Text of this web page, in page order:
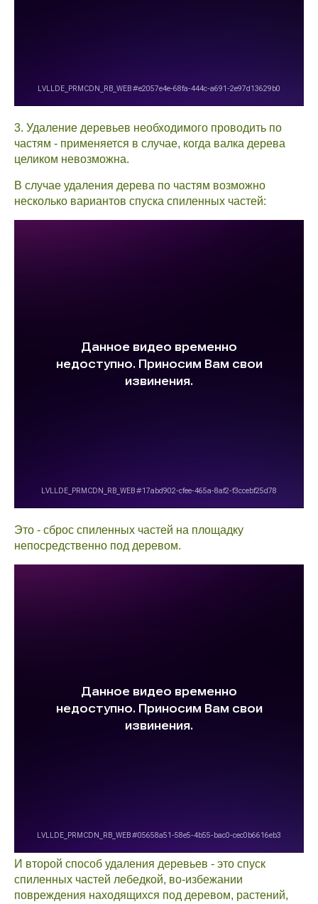
3. Удаление деревьев необходимого проводить по
частям - применяется в случае, когда валка дерева
целиком невозможна.
В случае удаления дерева по частям возможно
несколько вариантов спуска спиленных частей:
Это - сброс спиленных частей на площадку
непосредственно под деревом.
И второй способ удаления деревьев - это спуск
спиленных частей лебедкой, во-избежании
повреждения находящихся под деревом, растений,